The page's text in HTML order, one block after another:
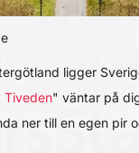
ligger
Tiveden" väntar på
ner till en egen pir